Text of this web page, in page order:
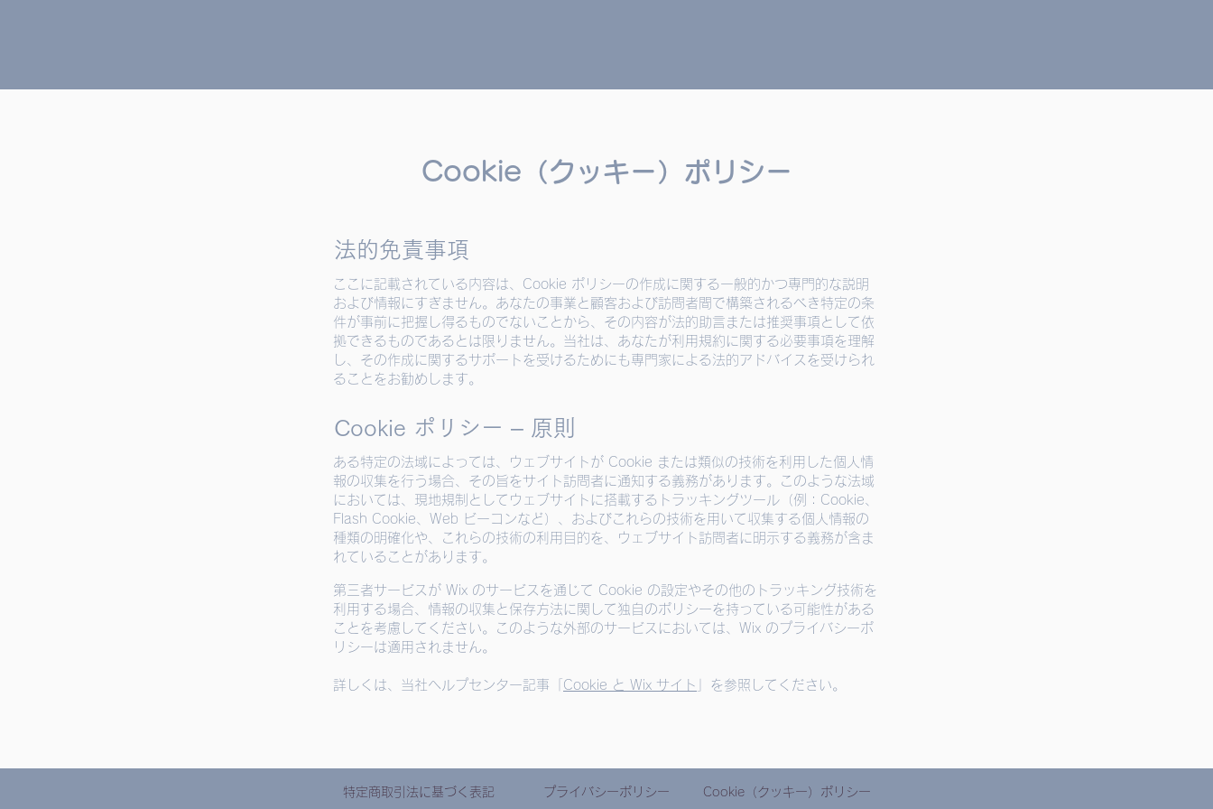
Cookie（クッキー）ポリシー
法的免責事項
ここに記載されている内容は、Cookie ポリシーの作成に関する一般的かつ専門的な説明
および情報にすぎません。あなたの事業と顧客および訪問者間で構築されるべき特定の条
件が事前に把握し得るものでないことから、その内容が法的助言または推奨事項として依
拠できるものであるとは限りません。当社は、あなたが利用規約に関する必要事項を理解
し、その作成に関するサポートを受けるためにも専門家による法的アドバイスを受けられ
ることをお勧めします。
Cookie ポリシー – 原則
ある特定の法域によっては、ウェブサイトが Cookie または類似の技術を利用した個人情
報の収集を行う場合、その旨をサイト訪問者に通知する義務があります。このような法域
においては、現地規制としてウェブサイトに搭載するトラッキングツール（例：Cookie、
Flash Cookie、Web ビーコンなど）、およびこれらの技術を用いて収集する個人情報の
種類の明確化や、これらの技術の利用目的を、ウェブサイト訪問者に明示する義務が含ま
れていることがあります。
第三者サービスが Wix のサービスを通じて Cookie の設定やその他のトラッキング技術を
利用する場合、情報の収集と保存方法に関して独自のポリシーを持っている可能性がある
ことを考慮してください。このような外部のサービスにおいては、Wix のプライバシーポ
リシーは適用されません。
詳しくは、当社ヘルプセンター記事「 Cookie と Wix サイト 」を参照してください。
特定商取引法に基づく表記 プライバシーポリシー Cookie（クッキー）ポリシー